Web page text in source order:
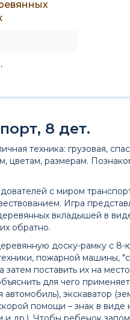
8 дет.
техника: грузовая,
цветам, размерам.
с миром
Игра
вкладышей в
обратно.
доску-рамку с
пожарной машины,
поставить их на
для чего
экскаватор
помощи – знак в